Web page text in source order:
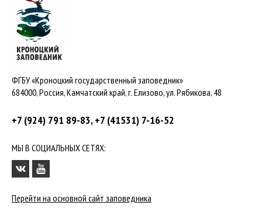
ФГБУ «Кроноцкий государственный заповедник»
684000, Россия, Камчатский край, г. Елизово, ул. Рябикова, 48
+7 (924) 791 89-83, +7 (41531) 7-16-52
МЫ В СОЦИАЛЬНЫХ СЕТЯХ:
Перейти на основной сайт заповедника